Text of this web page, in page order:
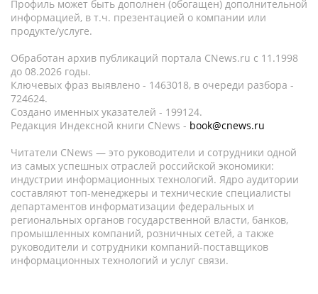
Профиль может быть дополнен (обогащен) дополнительной
информацией, в т.ч. презентацией о компании или
продукте/услуге.
Обработан архив публикаций портала CNews.ru c 11.1998
до 08.2026 годы.
Ключевых фраз выявлено - 1463018, в очереди разбора -
724624.
Создано именных указателей - 199124.
Редакция Индексной книги CNews - book@cnews.ru
Читатели CNews — это руководители и сотрудники одной
из самых успешных отраслей российской экономики:
индустрии информационных технологий. Ядро аудитории
составляют топ-менеджеры и технические специалисты
департаментов информатизации федеральных и
региональных органов государственной власти, банков,
промышленных компаний, розничных сетей, а также
руководители и сотрудники компаний-поставщиков
информационных технологий и услуг связи.